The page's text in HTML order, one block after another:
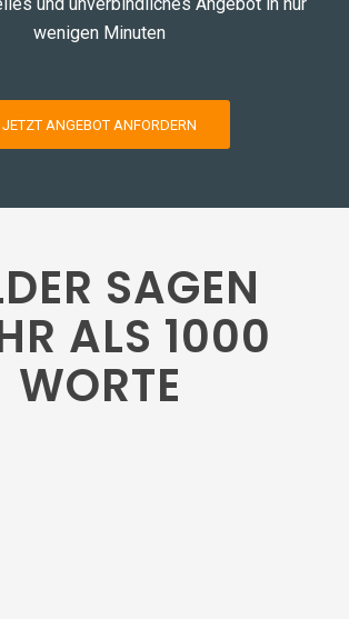
wenigen Minuten
JETZT ANGEBOT ANFORDERN
SAGEN
ALS 1000
WORTE